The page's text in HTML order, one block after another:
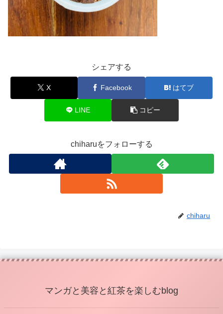
シェアする
X Facebook はてブ
LINE コピー
chiharuをフォローする
chiharu
マンガと美容と紅茶を楽しむblog